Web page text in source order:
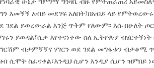
ግን እመኝኝ አብይ መደገፍ አለበት፤በአብይ ላይ
ገደል ይወረውራል እንጅ ጥቅም የለውም፡፡ እሱ በሁለት ጦር
ይወዳል፤ሲቃ እየተናነቀው ስለ ኢትዮጵያ
ብታምኝኝና ሃገርን ወደ ገደል መግፋቱን ብታቆሚ
ሲሞት ስፈናቀል፣እንዲህ ሲሆን እንዲያ ሲሆን ዝምበይ